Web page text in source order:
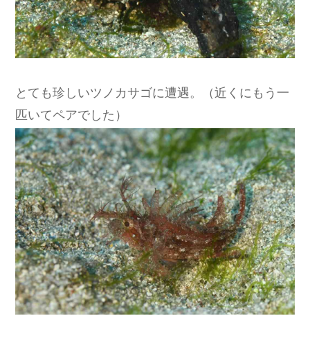
とても珍しいツノカサゴに遭遇。（近くにもう一
匹いてペアでした）